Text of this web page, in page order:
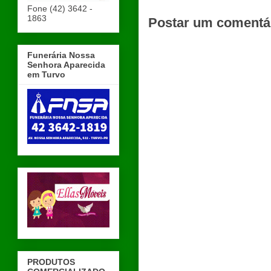
Postar um
Fone (42) 3642 -
1863
Funerária Nossa
Senhora Aparecida
em Turvo
PRODUTOS